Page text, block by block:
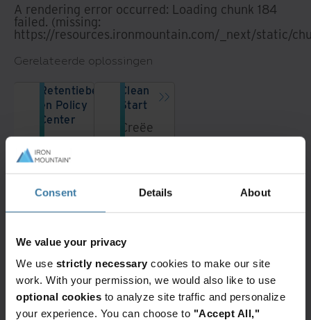
Consent Details About
We value your privacy
We use strictly necessary cookies to make our site
work. With your permission, we would also like to use
optional cookies to analyze site traffic and personalize
your experience. You can choose to "Accept All,"
A rendering error occurred: Loading chunk 184
failed. (missing:
https://resources.ironmountain.com/_next/static/
Gerelateerde oplossingen
Retentiebeleid
en Policy
Center
Beheer
de
bewaartermijnen
en
uw
data
moeiteloos
en
compliant.
Clean
Start
Creëer
efficiënte
werkplek
bedrijfsarchief
op te
schonen.
Vraag vandaag nog een gratis
adviesgesprek aan.
Aan de slag